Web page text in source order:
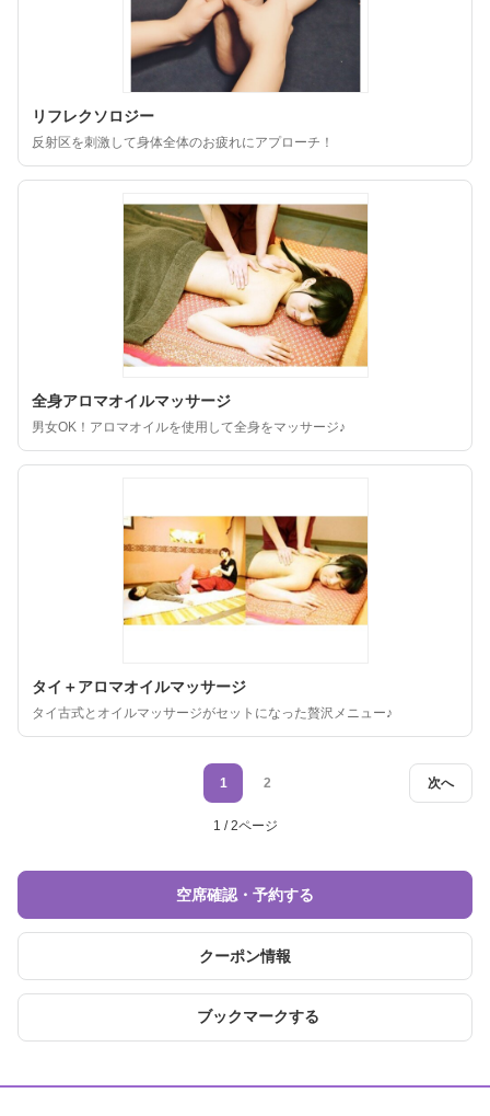
リフレクソロジー
反射区を刺激して身体全体のお疲れにアプローチ！
全身アロマオイルマッサージ
男女OK！アロマオイルを使用して全身をマッサージ♪
タイ＋アロマオイルマッサージ
タイ古式とオイルマッサージがセットになった贅沢メニュー♪
次へ
1 2
1 / 2ページ
空席確認・予約する
クーポン情報
ブックマークする